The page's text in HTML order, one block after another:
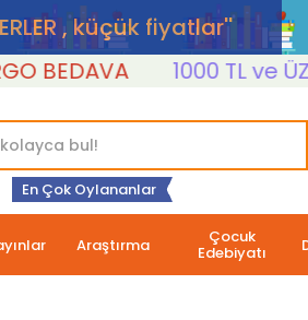
, küçük fiyatlar''
1000 TL ve ÜZERİ
En Çok Oylananlar
Araştırma Çocuk
Edebiyatı